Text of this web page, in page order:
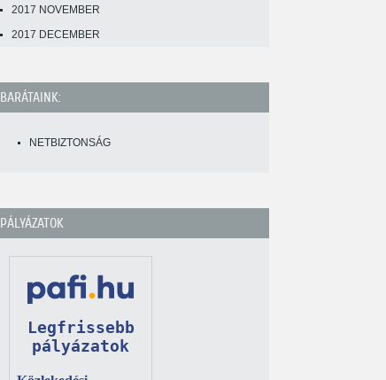
2017 NOVEMBER
2017 DECEMBER
BARÁTAINK:
NETBIZTONSÁG
PÁLYÁZATOK